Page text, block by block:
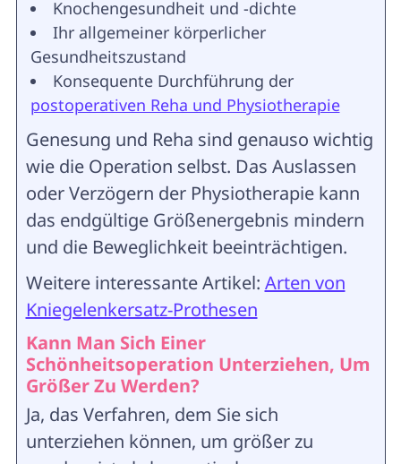
Knochengesundheit und -dichte
Ihr allgemeiner körperlicher
Gesundheitszustand
Konsequente Durchführung der
postoperativen Reha und Physiotherapie
Genesung und Reha sind genauso wichtig
wie die Operation selbst. Das Auslassen
oder Verzögern der Physiotherapie kann
das endgültige Größenergebnis mindern
und die Beweglichkeit beeinträchtigen.
Weitere interessante Artikel: Arten von
Kniegelenkersatz-Prothesen
Kann Man Sich Einer
Schönheitsoperation Unterziehen, Um
Größer Zu Werden?
Ja, das Verfahren, dem Sie sich
unterziehen können, um größer zu